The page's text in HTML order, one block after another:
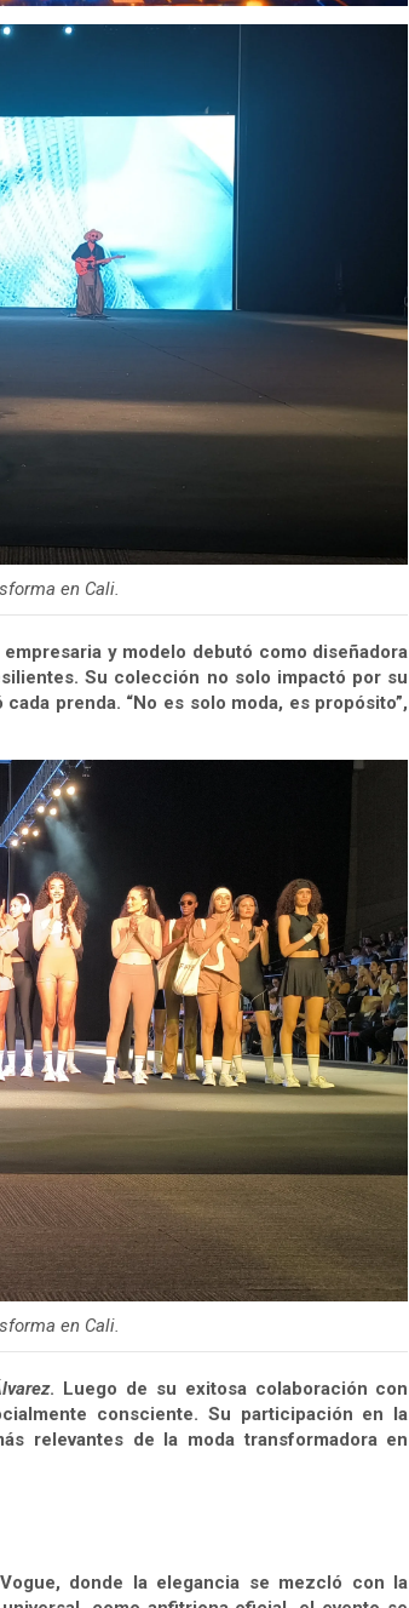
en Cali.
y modelo debutó como diseñadora
Su colección no solo impactó por su
prenda. “No es solo moda, es propósito”,
en Cali.
. Luego de su exitosa colaboración con
consciente. Su participación en la
relevantes de la moda transformadora en
donde la elegancia se mezcló con la